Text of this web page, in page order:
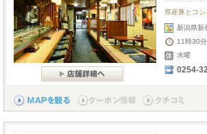
県産豚とコ
新潟県新
11時30
水曜
0254-